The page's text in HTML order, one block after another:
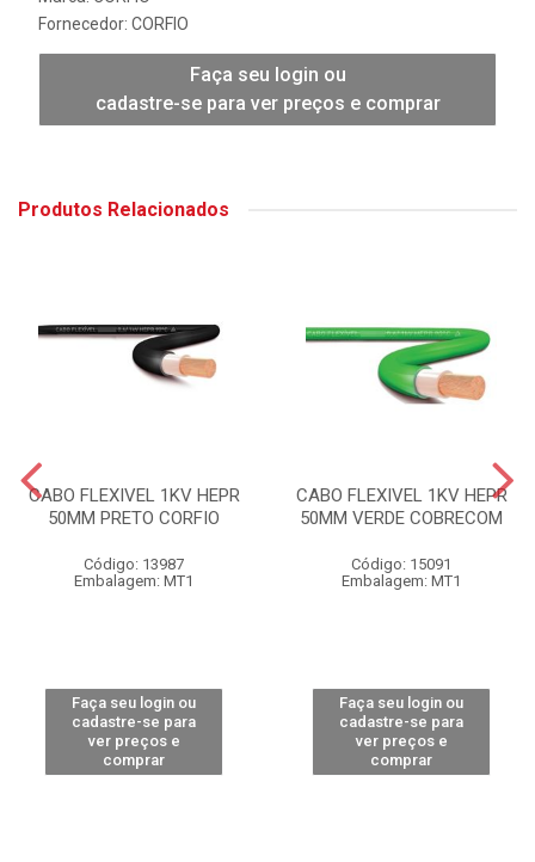
Fornecedor: CORFIO
Faça seu login ou
cadastre-se para ver preços e comprar
Produtos Relacionados
CABO FLEXIVEL 1KV HEPR
50MM PRETO CORFIO
Código: 13987
Embalagem: MT1
Faça seu login ou
cadastre-se para
ver preços e
comprar
CABO FLEXIVEL 1KV HEPR
50MM VERDE COBRECOM
Código: 15091
Embalagem: MT1
Faça seu login ou
cadastre-se para
ver preços e
comprar